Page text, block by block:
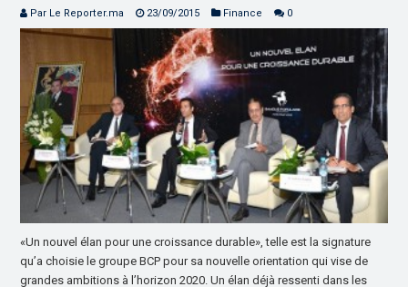
Par Le Reporter.ma 23/09/2015 Finance 0
«Un nouvel élan pour une croissance durable», telle est la signature
qu’a choisie le groupe BCP pour sa nouvelle orientation qui vise de
grandes ambitions à l’horizon 2020. Un élan déjà ressenti dans les